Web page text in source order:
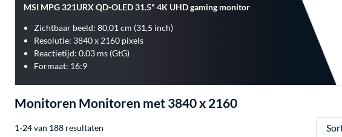
MSI MPG 321URX QD-OLED 31.5" 4K UHD gaming monitor
Zichtbaar beeld: 80,01 cm (31,5 inch)
Resolutie: 3840 x 2160 pixels
Reactietijd: 0.03 ms (GtG)
Formaat: 16:9
Monitoren Monitoren met 3840 x 2160
1-24 van 188 resultaten